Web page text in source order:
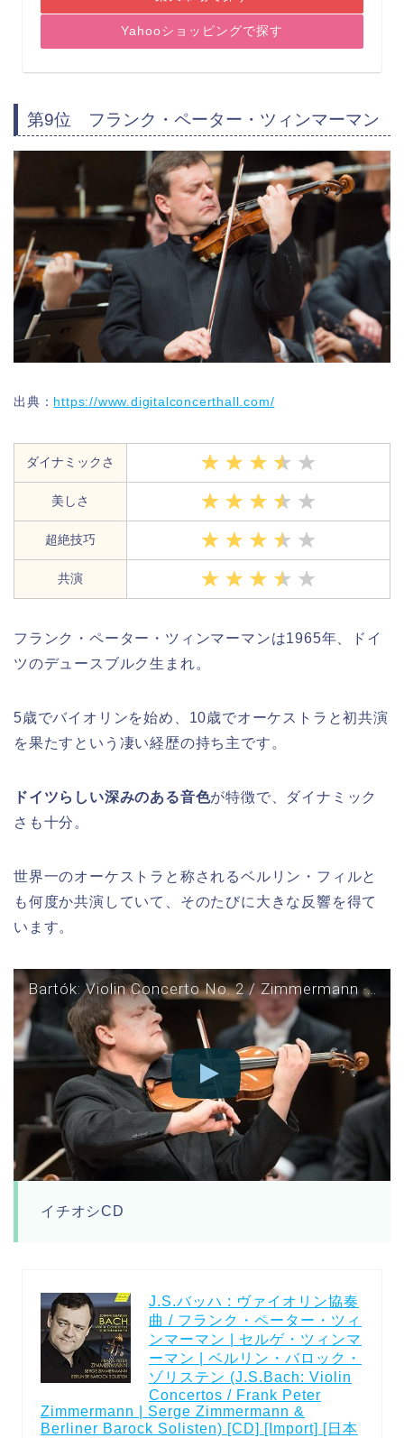
Yahooショッピングで探す
第9位 フランク・ペーター・ツィンマーマン
出典： https://www.digitalconcerthall.com/
ダイナミックさ
美しさ
超絶技巧
共演
フランク・ペーター・ツィンマーマンは1965年、ドイ
ツのデュースブルク生まれ。
5歳でバイオリンを始め、10歳でオーケストラと初共演
を果たすという凄い経歴の持ち主です。
ドイツらしい深みのある音色が特徴で、ダイナミック
さも十分。
世界一のオーケストラと称されるベルリン・フィルと
も何度か共演していて、そのたびに大きな反響を得て
います。
Bartók: Violin Concerto No. 2 / Zimmermann · Gilbert · Berliner Philharmoniker
イチオシCD
J.S.バッハ : ヴァイオリン協奏
曲 / フランク・ペーター・ツィ
ンマーマン | セルゲ・ツィンマ
ーマン | ベルリン・バロック・
ゾリステン (J.S.Bach: Violin
Concertos / Frank Peter
Zimmermann | Serge Zimmermann &
Berliner Barock Solisten) [CD] [Import] [日本